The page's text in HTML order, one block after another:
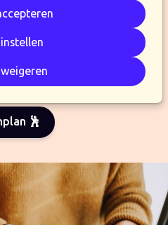
Waar begin je, hoe
hoe borg je
krijg je antwoord
🕺